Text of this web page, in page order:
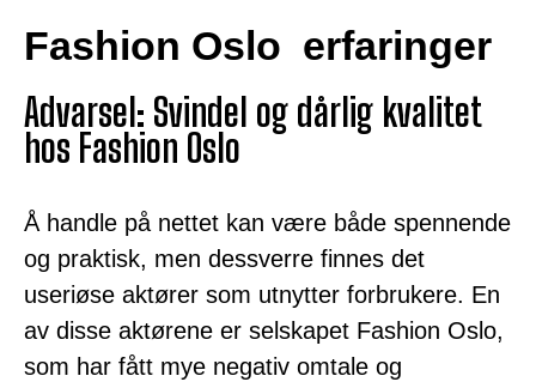
Fashion Oslo erfaringer
Advarsel: Svindel og dårlig kvalitet
hos Fashion Oslo
Å handle på nettet kan være både spennende
og praktisk, men dessverre finnes det
useriøse aktører som utnytter forbrukere. En
av disse aktørene er selskapet Fashion Oslo,
som har fått mye negativ omtale og